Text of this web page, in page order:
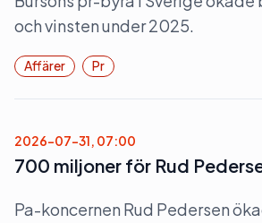
och vinsten under 2025.
Affärer Pr
2026-07-31, 07:00
700 miljoner för Rud
Pa-koncernen Rud Pedersen